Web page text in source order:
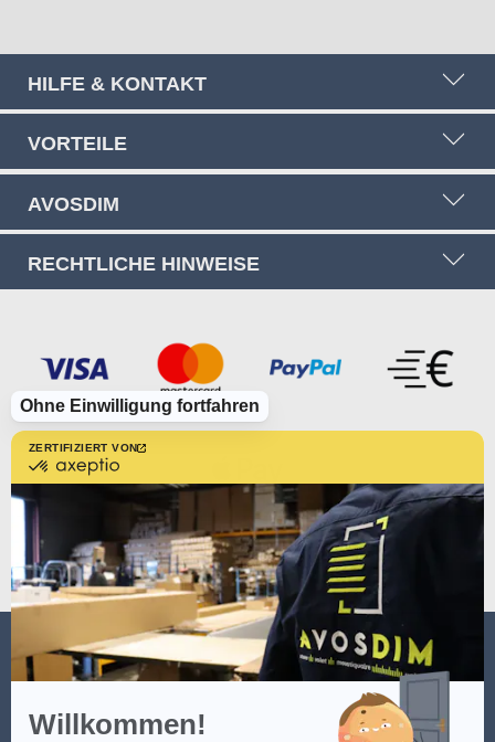
ZERTIFIZIERT VON
-
Erfahren
Sie
mehr
über
Willkommen!
Ohne Einwilligung fortfahren
HILFE & KONTAKT
VORTEILE
AVOSDIM
RECHTLICHE HINWEISE
AVOSDIM